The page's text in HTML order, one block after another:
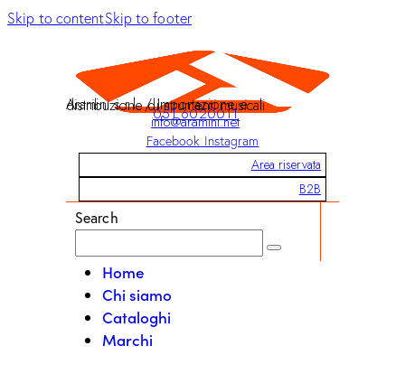
Skip to contentSkip to footer
Aramini s.r.l. / Importazione e distribuzione di strumenti musicali
051 6020011
info@aramini.net
Facebook Instagram
Area riservata
B2B
Search
Home
Chi siamo
Cataloghi
Marchi